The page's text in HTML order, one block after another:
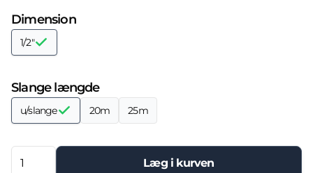
Dimension
1/2"
Slange længde
u/slange 20m 25m
Læg i kurven